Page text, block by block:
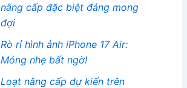
nâng cấp đặc biệt đáng mong
đợi
Rò rỉ hình ảnh iPhone 17 Air:
Mỏng nhẹ bất ngờ!
Loạt nâng cấp dự kiến trên